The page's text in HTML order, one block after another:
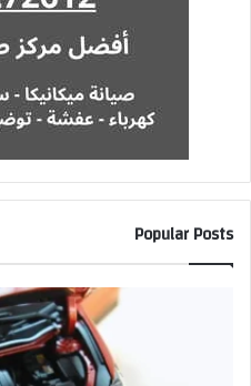
Popular Posts